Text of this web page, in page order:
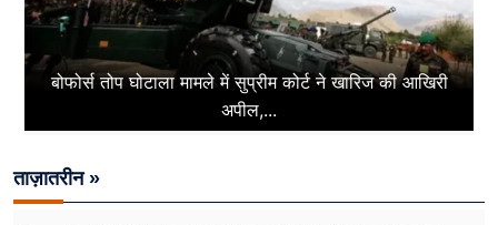
बोफोर्स तोप घोटाला मामले में सुप्रीम कोर्ट ने खारिज की आखिरी
अपील,...
ताज़ातरीन »